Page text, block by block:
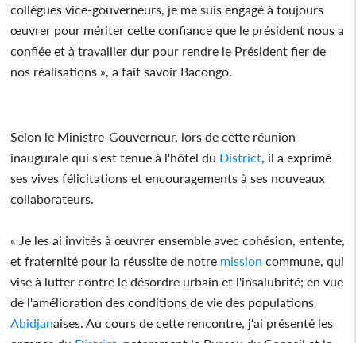
collègues vice-gouverneurs, je me suis engagé à toujours
œuvrer pour mériter cette confiance que le président nous a
confiée et à travailler dur pour rendre le Président fier de
nos réalisations », a fait savoir Bacongo.
Selon le Ministre-Gouverneur, lors de cette réunion
inaugurale qui s'est tenue à l'hôtel du District, il a exprimé
ses vives félicitations et encouragements à ses nouveaux
collaborateurs.
« Je les ai invités à œuvrer ensemble avec cohésion, entente,
et fraternité pour la réussite de notre mission commune, qui
vise à lutter contre le désordre urbain et l'insalubrité; en vue
de l'amélioration des conditions de vie des populations
Abidjanaises. Au cours de cette rencontre, j'ai présenté les